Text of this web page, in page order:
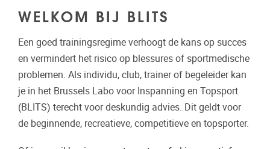
WELKOM BIJ BLITS
Een goed trainingsregime verhoogt de kans op succes
en vermindert het risico op blessures of sportmedische
problemen. Als individu, club, trainer of begeleider kan
je in het Brussels Labo voor Inspanning en Topsport
(BLITS) terecht voor deskundig advies. Dit geldt voor
de beginnende, recreatieve, competitieve en topsporter.